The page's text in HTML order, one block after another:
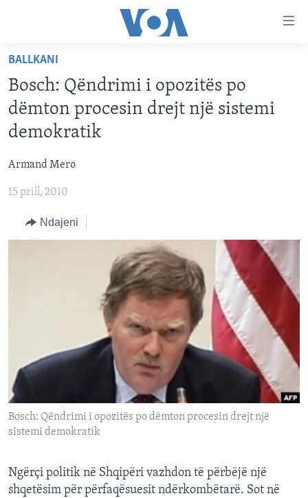
faqen
kryesore
Kalo
tek
faqja
Kalo
tek
FAQJA KRYESORE
KATEGORITË
AMERIKA
BOTA
MJEDISI
SHKENCË DHE TEKNOLOGJI
DITARI
Learning English
FOLLOW US
BALLKANI
Bosch: Qëndrimi i opozitës po
dëmton procesin drejt një sistemi
demokratik
Armand Mero
15 prill, 2010
Ndajeni
Bosch: Qëndrimi i opozitës po dëmton procesin drejt një
sistemi demokratik
Ngërçi politik në Shqipëri vazhdon të përbëjë një
shqetësim për përfaqësuesit ndërkombëtarë. Sot në